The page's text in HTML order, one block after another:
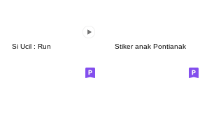
Si Ucil : Run Stiker anak Pontianak